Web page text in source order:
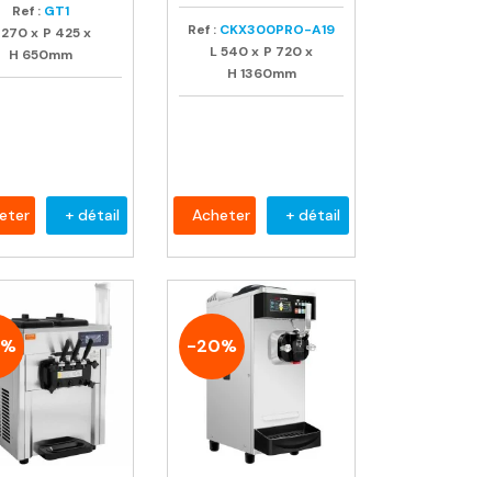
Ref : GT1
270 x P 425 x
H 650mm
+ détail
Ref : CKX300PRO-A19
L540x P 720x
H 1360mm
Acheter + détail
-20%